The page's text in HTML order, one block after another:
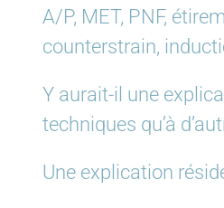
A/P, MET, PNF,
counterstrain,
Y aurait-il une
techniques qu’à
Une explication